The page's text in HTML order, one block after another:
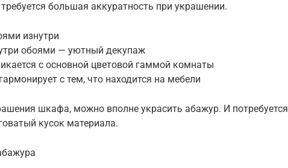
большая аккуратность при украшении.
изнутри
обоями — уютный декупаж
с основной цветовой гаммой комнаты
с тем, что находится на мебели
шкафа, можно вполне украсить абажур. И потребуется
кусок материала.